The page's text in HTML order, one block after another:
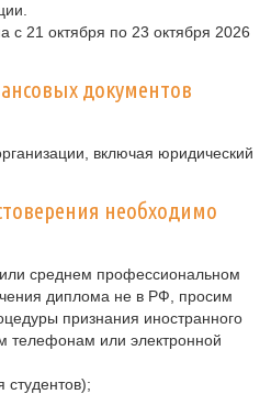
21 октября по 23 октября 2026
документов
включая юридический
необходимо
среднем профессиональном
диплома не в РФ, просим
признания иностранного
телефонам или электронной
студентов);